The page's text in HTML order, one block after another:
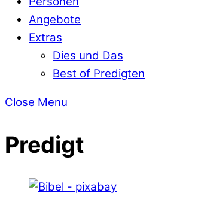
Angebote
Extras
Dies und Das
Best of Predigten
Close Menu
Predigt